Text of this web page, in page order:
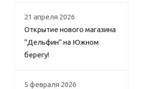
21 апреля 2026
Открытие нового магазина
"Дельфин" на Южном
берегу!
5 февраля 2026